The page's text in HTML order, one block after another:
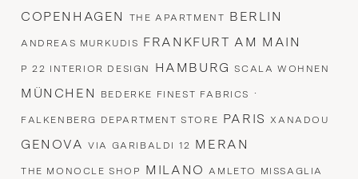
COPENHAGEN THE APARTMENT BERLIN
ANDREAS MURKUDIS FRANKFURT AM MAIN
P 22 INTERIOR DESIGN HAMBURGSCALA WOHNEN
MÜNCHEN BEDERKE FINEST FABRICS ·
FALKENBERG DEPARTMENT STORE PARISXANADOU
GENOVAVIA GARIBALDI 12 MERAN
THE MONOCLE SHOP MILANOAMLETO MISSAGLIA